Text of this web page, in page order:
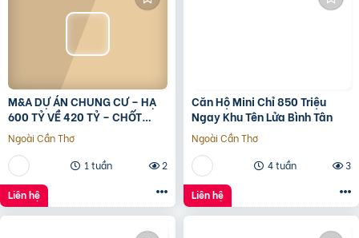
M&A DỰ ÁN CHUNG CƯ – HẠ
600 TỶ VỀ 420 TỶ – CHỐT
LVCC
Ngoài Cần Thơ
1 tuần
2
Liên hệ
Căn Hộ Mini Chỉ 850 Triệu
Ngay Khu Tên Lửa Bình Tân
Ngoài Cần Thơ
4 tuần
3
Liên hệ